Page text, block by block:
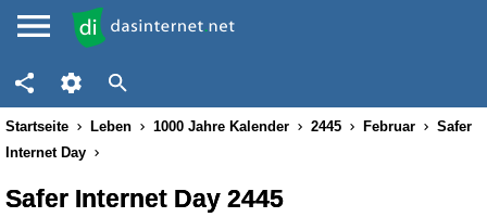
Startseite Leben 1000 Jahre Kalender 2445 Februar
Safer
Internet Day
Safer Internet Day 2445